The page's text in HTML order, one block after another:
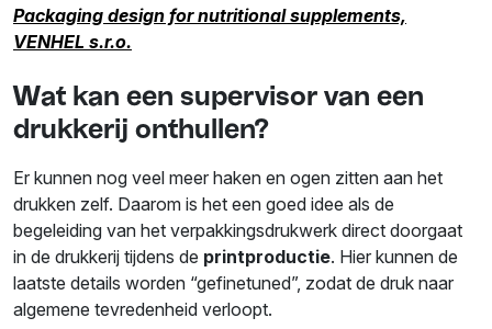
Packaging design for nutritional supplements,
VENHEL s.r.o.
Wat kan een supervisor van een
drukkerij onthullen?
Er kunnen nog veel meer haken en ogen zitten aan het
drukken zelf. Daarom is het een goed idee als de
begeleiding van het verpakkingsdrukwerk direct doorgaat
in de drukkerij tijdens de printproductie. Hier kunnen de
laatste details worden “gefinetuned”, zodat de druk naar
algemene tevredenheid verloopt.